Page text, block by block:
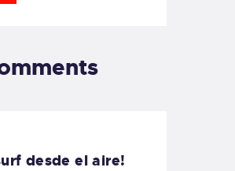
desde el aire!